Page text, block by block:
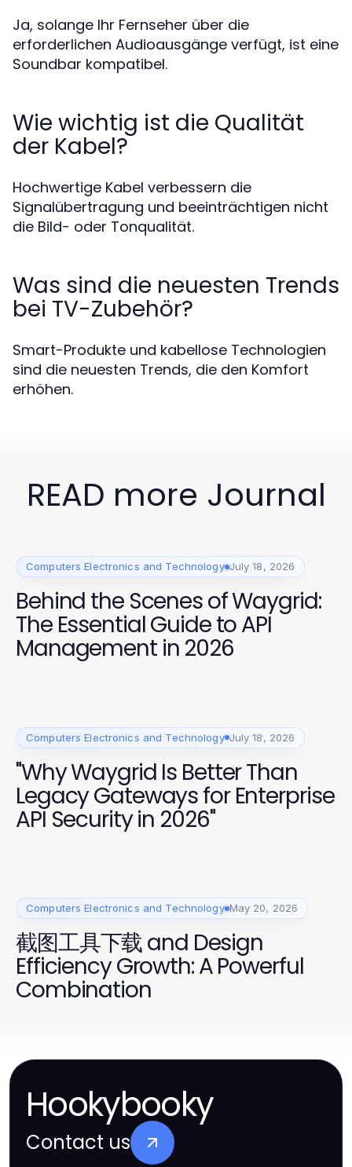
Ja, solange Ihr Fernseher über die
erforderlichen Audioausgänge verfügt, ist eine
Soundbar kompatibel.
Wie wichtig ist die Qualität
der Kabel?
Hochwertige Kabel verbessern die
Signalübertragung und beeinträchtigen nicht
die Bild- oder Tonqualität.
Was sind die neuesten Trends
bei TV-Zubehör?
Smart-Produkte und kabellose Technologien
sind die neuesten Trends, die den Komfort
erhöhen.
READ more Journal
Computers Electronics and Technology July 18, 2026
Behind the Scenes of Waygrid:
The Essential Guide to API
Management in 2026
Computers Electronics and Technology July 18, 2026
"Why Waygrid Is Better Than
Legacy Gateways for Enterprise
API Security in 2026"
Computers Electronics and Technology May 20, 2026
截图工具下载 and Design
Efficiency Growth: A Powerful
Combination
Hookybooky
Contact us